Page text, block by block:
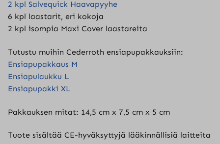
2 kpl Salvequick Haavapyyhe
6 kpl laastarit, eri kokoja
2 kpl isompia Maxi Cover laastareita
Tutustu muihin Cederroth ensiapupakkauksiin:
Ensiapupakkaus M
Ensiapulaukku L
Ensiapupakki XL
Pakkauksen mitat: 14,5 cm x 7,5 cm x 5 cm
Tuote sisältää CE-hyväksyttyjä lääkinnällisiä laitteita